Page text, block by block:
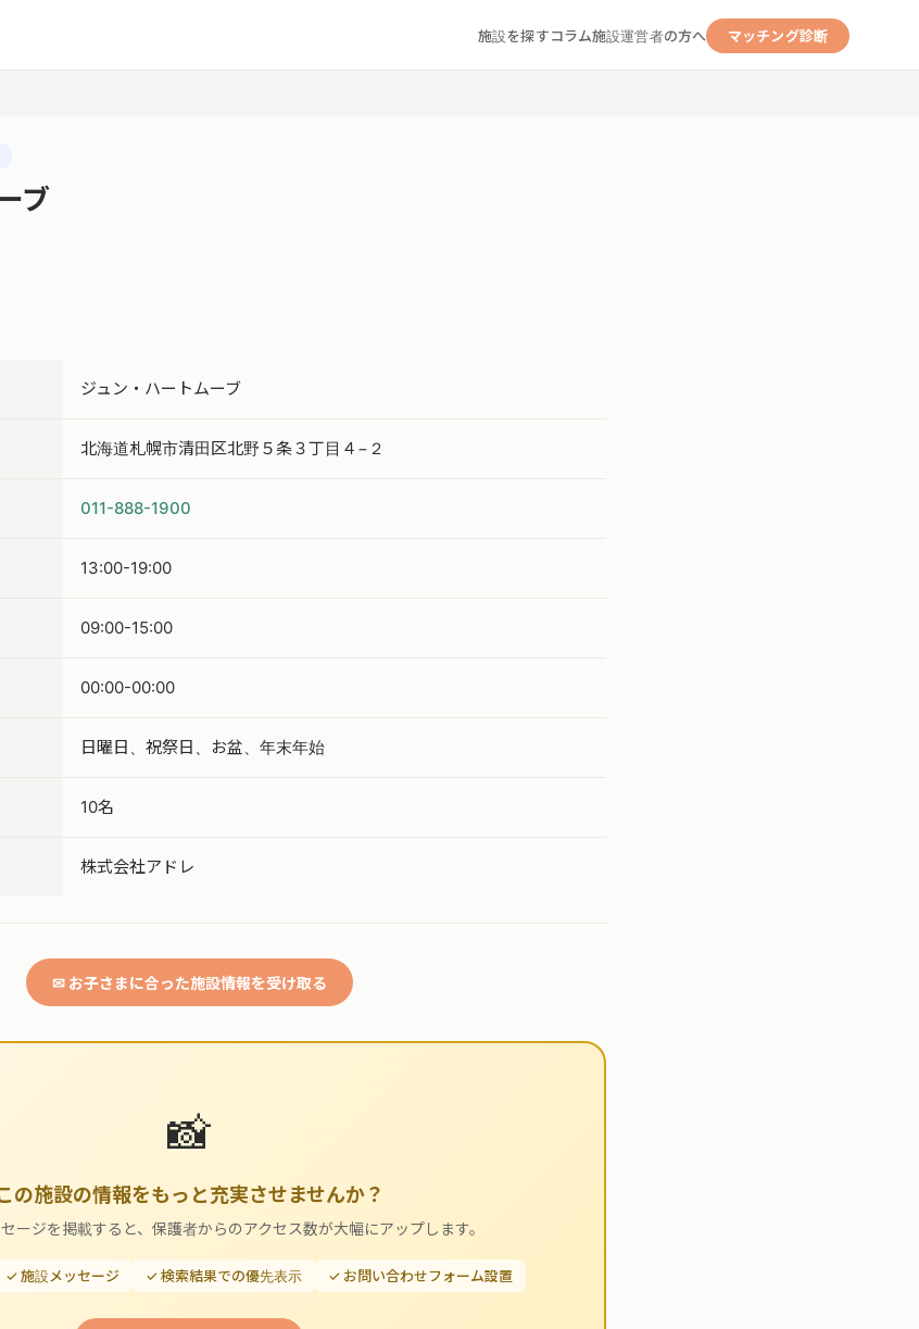
施設を探すコラム施設運営者の方へ マッチング診断
ブ
ジュン・ハートムーブ
北海道札幌市清田区北野５条３丁目４−２
011-888-1900
13:00-19:00
09:00-15:00
00:00-00:00
日曜日、祝祭日、お盆、年末年始
10名
株式会社アドレ
✉ お子さまに合った施設情報を受け取る
📸
の施設の情報をもっと充実させませんか？
ージを掲載すると、保護者からのアクセス数が大幅にアップします。
✓ 施設メッセージ ✓ 検索結果での優先表示 ✓ お問い合わせフォーム設置